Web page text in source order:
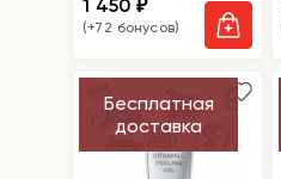
1 450₽
(+72 бонусов)
Бесплатная
доставка